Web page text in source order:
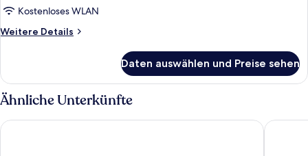
Kostenloses WLAN
Weitere Details
Weitere
Daten auswählen und Preise sehen
Ähnliche Unterkünfte
The Posthouse Berlin Potsdamer Platz - Leonardo Limited
Hotel